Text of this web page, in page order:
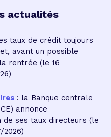
actualités
taux de crédit toujours
avant un possible
rentrée (le 16
: la Banque centrale
annonce
de ses taux directeurs (le
2026)